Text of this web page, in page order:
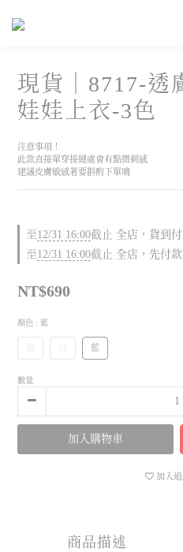
現貨｜8717-透
娃娃上衣-3色
注意事項！
此款直接單穿接縫處會有點微刺感
建議皮膚敏感著要斟酌下單唷
至12/31 16:00截止 全店，貨到
至12/31 16:00截止 全店，先付
NT$690
顏色 : 藍
藍
數量
加入購物車
加入
商品描述